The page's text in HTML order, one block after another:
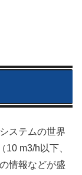
ステムの世界
m3/h以下、
情報などが盛